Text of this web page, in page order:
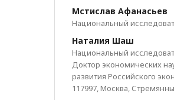
Мстислав Афанасьев
Национальный
Наталия Шаш
Национальный
Доктор экономических
развития Российского
117997, Москва,